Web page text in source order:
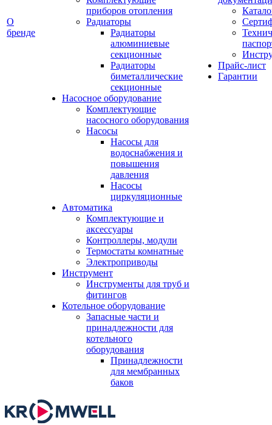
О
бренде
приборов отопления
Радиаторы
Радиаторы
алюминиевые
секционные
Радиаторы
биметаллические
секционные
Насосное оборудование
Комплектующие
насосного оборудования
Насосы
Насосы для
водоснабжения и
повышения
давления
Насосы
циркуляционные
Автоматика
Комплектующие и
аксессуары
Контроллеры, модули
Термостаты комнатные
Электроприводы
Инструмент
Инструменты для труб и
фитингов
Котельное оборудование
Запасные части и
принадлежности для
котельного
оборудования
Принадлежности
для мембранных
баков
Прайс-лист
Гарантии